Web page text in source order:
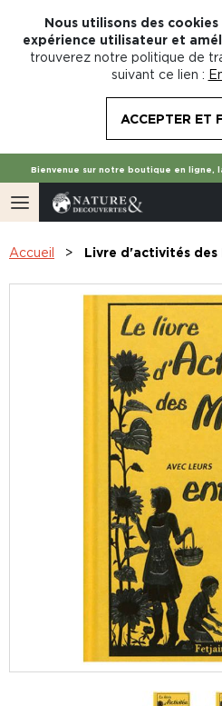
Nous utilisons des
expérience utilisateur et
trouverez notre politique de
suivant ce lien :
ACCEPTER ET
Bienvenue sur notre boutique en ligne,
Accueil Livre d'activités des